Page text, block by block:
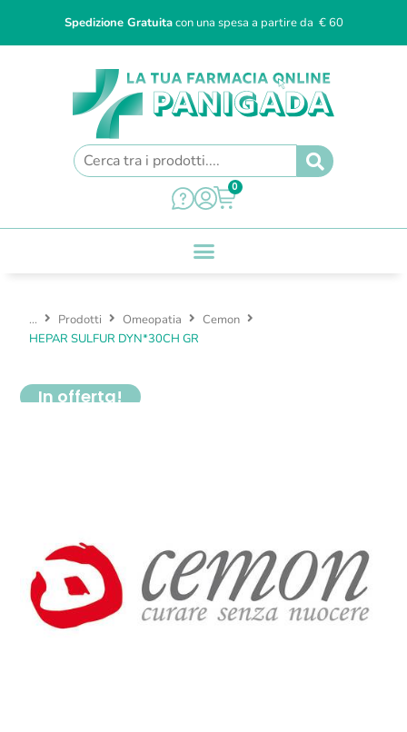
Spedizione Gratuitacon una spesa a partire da € 60
0
... Prodotti Omeopatia
Cemon
HEPAR SULFUR DYN*30CH GR
In offerta!